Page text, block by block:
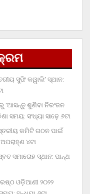
ସୁଫି କୱାଲି’ ସ୍ଥାନ:
ଶୁଣିବା ନିରଂଜନ
ସଂଧ୍ୟା ସାଢ଼େ ୬ଟା
କମିଟି ଗଠନ ପାଇଁ
୪ଟା
ସମାରୋହ ସ୍ଥାନ: ପାନ୍ଥ
ଓଡ଼ିଆଣୀ ୨୦୨୨